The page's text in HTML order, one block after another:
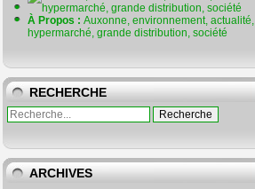
À Propos : Auxonne, environnement, actualité,
hypermarché, grande distribution, société
RECHERCHE
ARCHIVES